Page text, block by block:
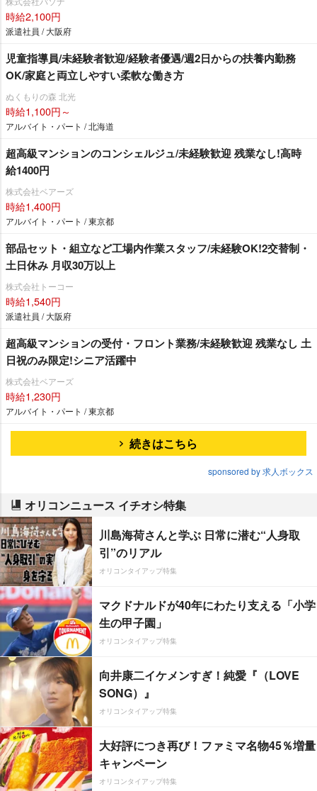
時給2,100円
派遣社員 / 大阪府
児童指導員/未経験者歓迎/経験者優遇/週2日からの扶養内勤務
OK/家庭と両立しやすい柔軟な働き方
ぬくもりの森 北光
時給1,100円～
アルバイト・パート / 北海道
超高級マンションのコンシェルジュ/未経験歓迎 残業なし!高時
給1400円
株式会社ベアーズ
時給1,400円
アルバイト・パート / 東京都
部品セット・組立など工場内作業スタッフ/未経験OK!2交替制・
土日休み 月収30万以上
株式会社トーコー
時給1,540円
派遣社員 / 大阪府
超高級マンションの受付・フロント業務/未経験歓迎 残業なし 土
日祝のみ限定!シニア活躍中
株式会社ベアーズ
時給1,230円
アルバイト・パート / 東京都
続きはこちら
sponsored by 求人ボックス
オリコンニュース イチオシ特集
川島海荷さんと学ぶ 日常に潜む“人身取
引”のリアル
オリコンタイアップ特集
マクドナルドが40年にわたり支える「小学
生の甲子園」
オリコンタイアップ特集
向井康二イケメンすぎ！純愛『（LOVE
SONG）』
オリコンタイアップ特集
大好評につき再び！ファミマ名物45％増量
キャンペーン
オリコンタイアップ特集